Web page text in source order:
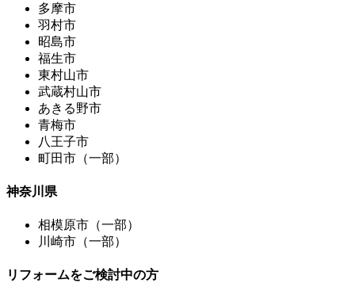
多摩市
羽村市
昭島市
福生市
東村山市
武蔵村山市
あきる野市
青梅市
八王子市
町田市（一部）
神奈川県
相模原市（一部）
川崎市（一部）
リフォームをご検討中の方